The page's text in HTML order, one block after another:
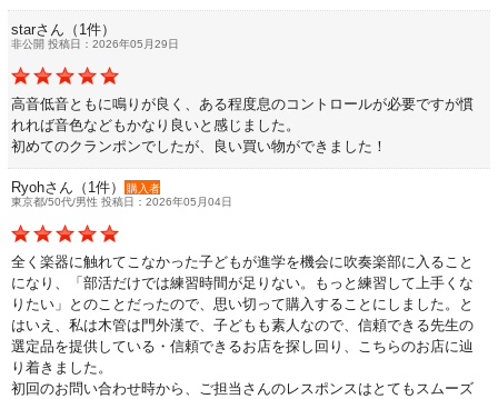
starさん（1件）
非公開 投稿日：2026年05月29日
高音低音ともに鳴りが良く、ある程度息のコントロールが必要ですが慣
れれば音色などもかなり良いと感じました。
初めてのクランポンでしたが、良い買い物ができました！
Ryohさん（1件）
購入者
東京都/50代/男性 投稿日：2026年05月04日
全く楽器に触れてこなかった子どもが進学を機会に吹奏楽部に入ること
になり、「部活だけでは練習時間が足りない。もっと練習して上手くな
りたい」とのことだったので、思い切って購入することにしました。と
はいえ、私は木管は門外漢で、子どもも素人なので、信頼できる先生の
選定品を提供している・信頼できるお店を探し回り、こちらのお店に辿
り着きました。
初回のお問い合わせ時から、ご担当さんのレスポンスはとてもスムーズ
アウトレット
中古楽器
今月のお買い得品
メーカー別で探す
価格・ランキングで探す